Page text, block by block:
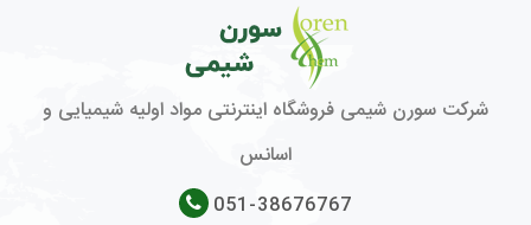
شرکت سورن شیمی فروشگاه اینترنتی مواد اولیه شیمیایی و
اسانس
051-38676767